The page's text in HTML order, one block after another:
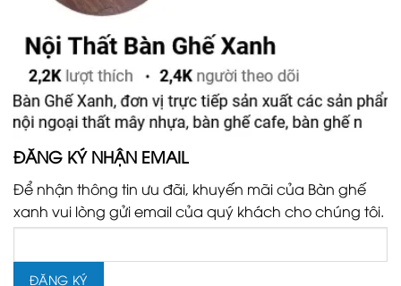
ĐĂNG KÝ NHẬN EMAIL
Để nhận thông tin ưu đãi, khuyến mãi của Bàn ghế
xanh vui lòng gửi email của quý khách cho chúng tôi.